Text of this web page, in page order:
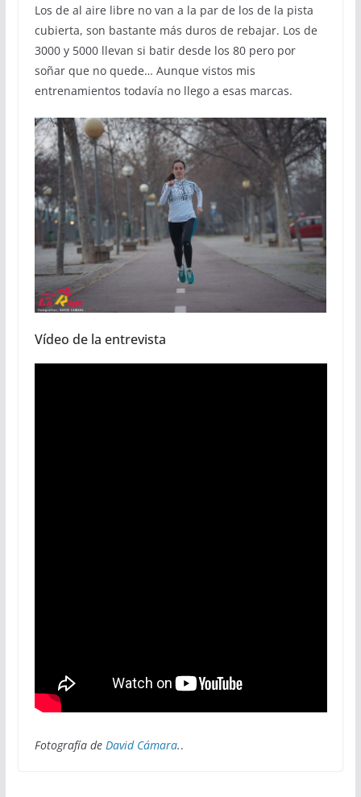
Los de al aire libre no van a la par de los de la pista
cubierta, son bastante más duros de rebajar. Los de
3000 y 5000 llevan si batir desde los 80 pero por
soñar que no quede… Aunque vistos mis
entrenamientos todavía no llego a esas marcas.
Vídeo de la entrevista
Fotografía de David Cámara..